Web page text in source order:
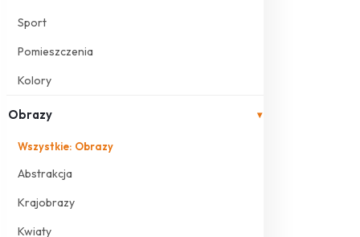
Sport
Pomieszczenia
Kolory
Obrazy ▾
Wszystkie: Obrazy
Abstrakcja
Krajobrazy
Kwiaty